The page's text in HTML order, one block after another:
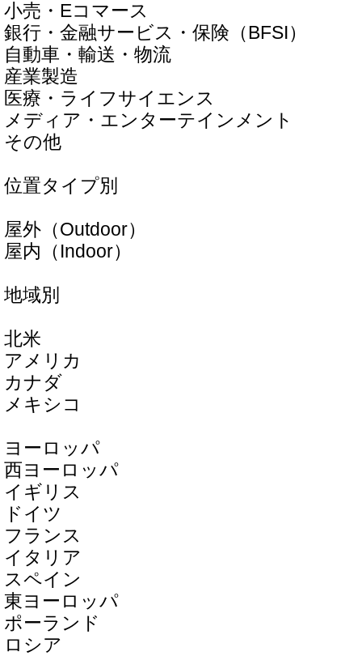
小売・Eコマース
銀行・金融サービス・保険（BFSI）
自動車・輸送・物流
産業製造
医療・ライフサイエンス
メディア・エンターテインメント
その他
位置タイプ別
屋外（Outdoor）
屋内（Indoor）
地域別
北米
アメリカ
カナダ
メキシコ
ヨーロッパ
西ヨーロッパ
イギリス
ドイツ
フランス
イタリア
スペイン
東ヨーロッパ
ポーランド
ロシア